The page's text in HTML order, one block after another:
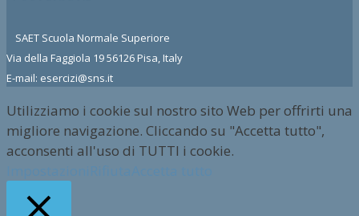
SAET Scuola Normale Superiore
Via della Faggiola 19 56126 Pisa, Italy
E-mail: esercizi@sns.it
Utilizziamo i cookie sul nostro sito Web per offrirti una
migliore navigazione. Cliccando su "Accetta tutto",
acconsenti all'uso di TUTTI i cookie.